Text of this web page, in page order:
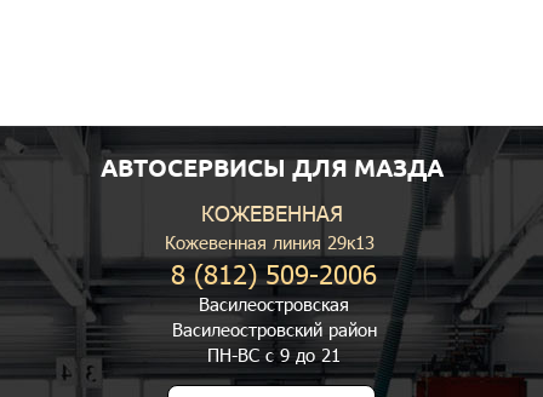
АВТОСЕРВИСЫ ДЛЯ МАЗДА
КОЖЕВЕННАЯ
Кожевенная линия 29к13
8 (812) 509-2006
Василеостровская
Василеостровский район
ПН-ВС с 9 до 21